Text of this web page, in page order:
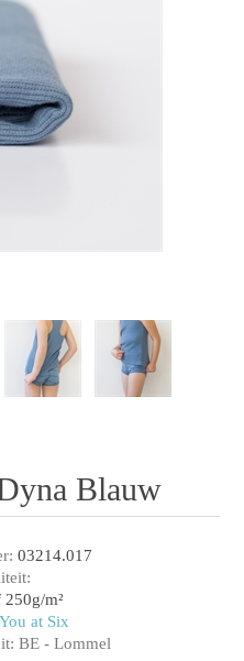
Blauw
03214.017
m²
at Six
BE - Lommel